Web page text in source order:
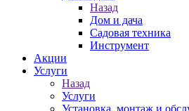
Назад
Дом и дача
Садовая техника
Инструмент
Акции
Услуги
Назад
Услуги
Установка, монтаж и